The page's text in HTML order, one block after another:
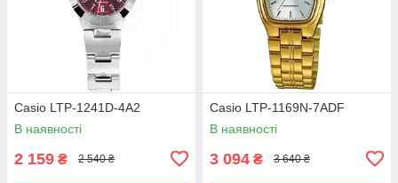
Casio LTP-1241D-4A2
В наявності
2 159 ₴ 2 540 ₴
Casio LTP-1169N-7ADF
В наявності
3 094 ₴ 3 640 ₴